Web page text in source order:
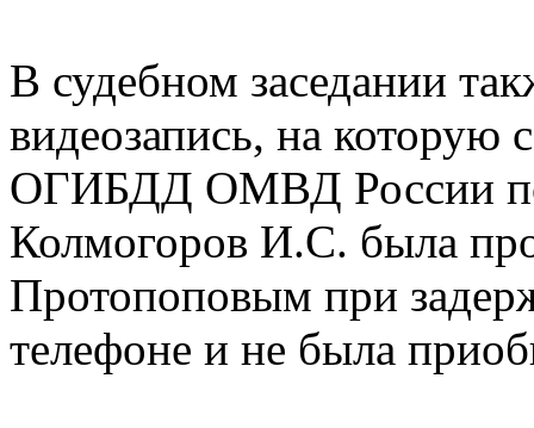
В судебном заседании
видеозапись, на
ОГИБДД ОМВД России
Колмогоров И.С. была
Протопоповым при
телефоне и не была